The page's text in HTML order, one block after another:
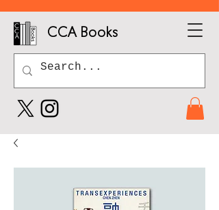
CCA Books